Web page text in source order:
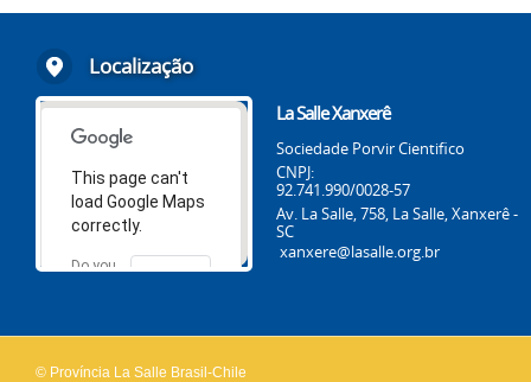
Localização
This page can't
load Google Maps
correctly.
Do you
OK
La Salle Xanxerê
Sociedade Porvir Cientifico
CNPJ:
92.741.990/0028-57
Av. La Salle, 758, La Salle, Xanxerê -
SC
xanxere@lasalle.org.br
© Província La Salle Brasil-Chile